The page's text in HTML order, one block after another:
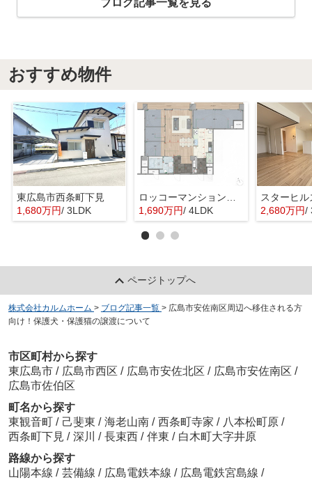
ブログ記事一覧を見る
おすすめ物件
東広島市西条町下見
1,680万円/ 3LDK
1,690万円/ 4LDK
スターヒ
2,680万円/
ページトップへ
株式会社カルムホーム > ブログ記事一覧 > 広島市安佐南区周辺へ移住される方
向け！保護犬・保護猫の譲渡について
市区町村から探す
東広島市 / 広島市西区 / 広島市安佐北区 / 広島市安佐南区 /
広島市佐伯区
町名から探す
東観音町 / 己斐東 / 海老山南 / 西条町寺家 / 八本松町原 /
西条町下見 / 深川 / 長束西 / 伴東 / 白木町大字井原
路線から探す
山陽本線 / 芸備線 / 広島電鉄本線 / 広島電鉄宮島線 /